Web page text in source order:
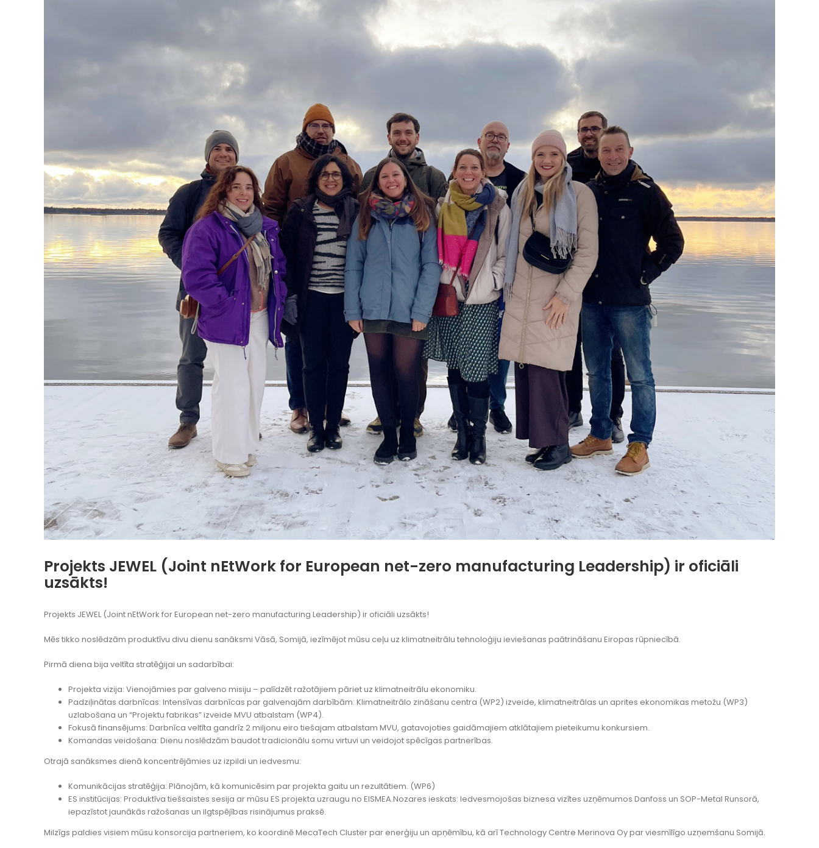
Projekts JEWEL (Joint nEtWork for European net-zero manufacturing Leadership) ir oficiāli
uzsākts!
Projekts JEWEL (Joint nEtWork for European net-zero manufacturing Leadership) ir oficiāli uzsākts!
Mēs tikko noslēdzām produktīvu divu dienu sanāksmi Vāsā, Somijā, iezīmējot mūsu ceļu uz klimatneitrālu tehnoloģiju ieviešanas paātrināšanu Eiropas rūpniecībā.
Pirmā diena bija veltīta stratēģijai un sadarbībai:
Projekta vizija: Vienojāmies par galveno misiju – palīdzēt ražotājiem pāriet uz klimatneitrālu ekonomiku.
Padziļinātas darbnīcas: Intensīvas darbnīcas par galvenajām darbībām: Klimatneitrālo zināšanu centra (WP2) izveide, klimatneitrālas un aprites ekonomikas metožu (WP3)
uzlabošana un “Projektu fabrikas” izveide MVU atbalstam (WP4).
Fokusā finansējums: Darbnīca veltīta gandrīz 2 miljonu eiro tiešajam atbalstam MVU, gatavojoties gaidāmajiem atklātajiem pieteikumu konkursiem.
Komandas veidošana: Dienu noslēdzām baudot tradicionālu somu virtuvi un veidojot spēcīgas partnerības.
Otrajā sanāksmes dienā koncentrējāmies uz izpildi un iedvesmu:
Komunikācijas stratēģija: Plānojām, kā komunicēsim par projekta gaitu un rezultātiem. (WP6)
ES institūcijas: Produktīva tiešsaistes sesija ar mūsu ES projekta uzraugu no EISMEA.Nozares ieskats: Iedvesmojošas biznesa vizītes uzņēmumos Danfoss un SOP-Metal Runsorā,
iepazīstot jaunākās ražošanas un ilgtspējības risinājumus praksē.
Milzīgs paldies visiem mūsu konsorcija partneriem, ko koordinē MecaTech Cluster par enerģiju un apņēmību, kā arī Technology Centre Merinova Oy par viesmīlīgo uzņemšanu Somijā.